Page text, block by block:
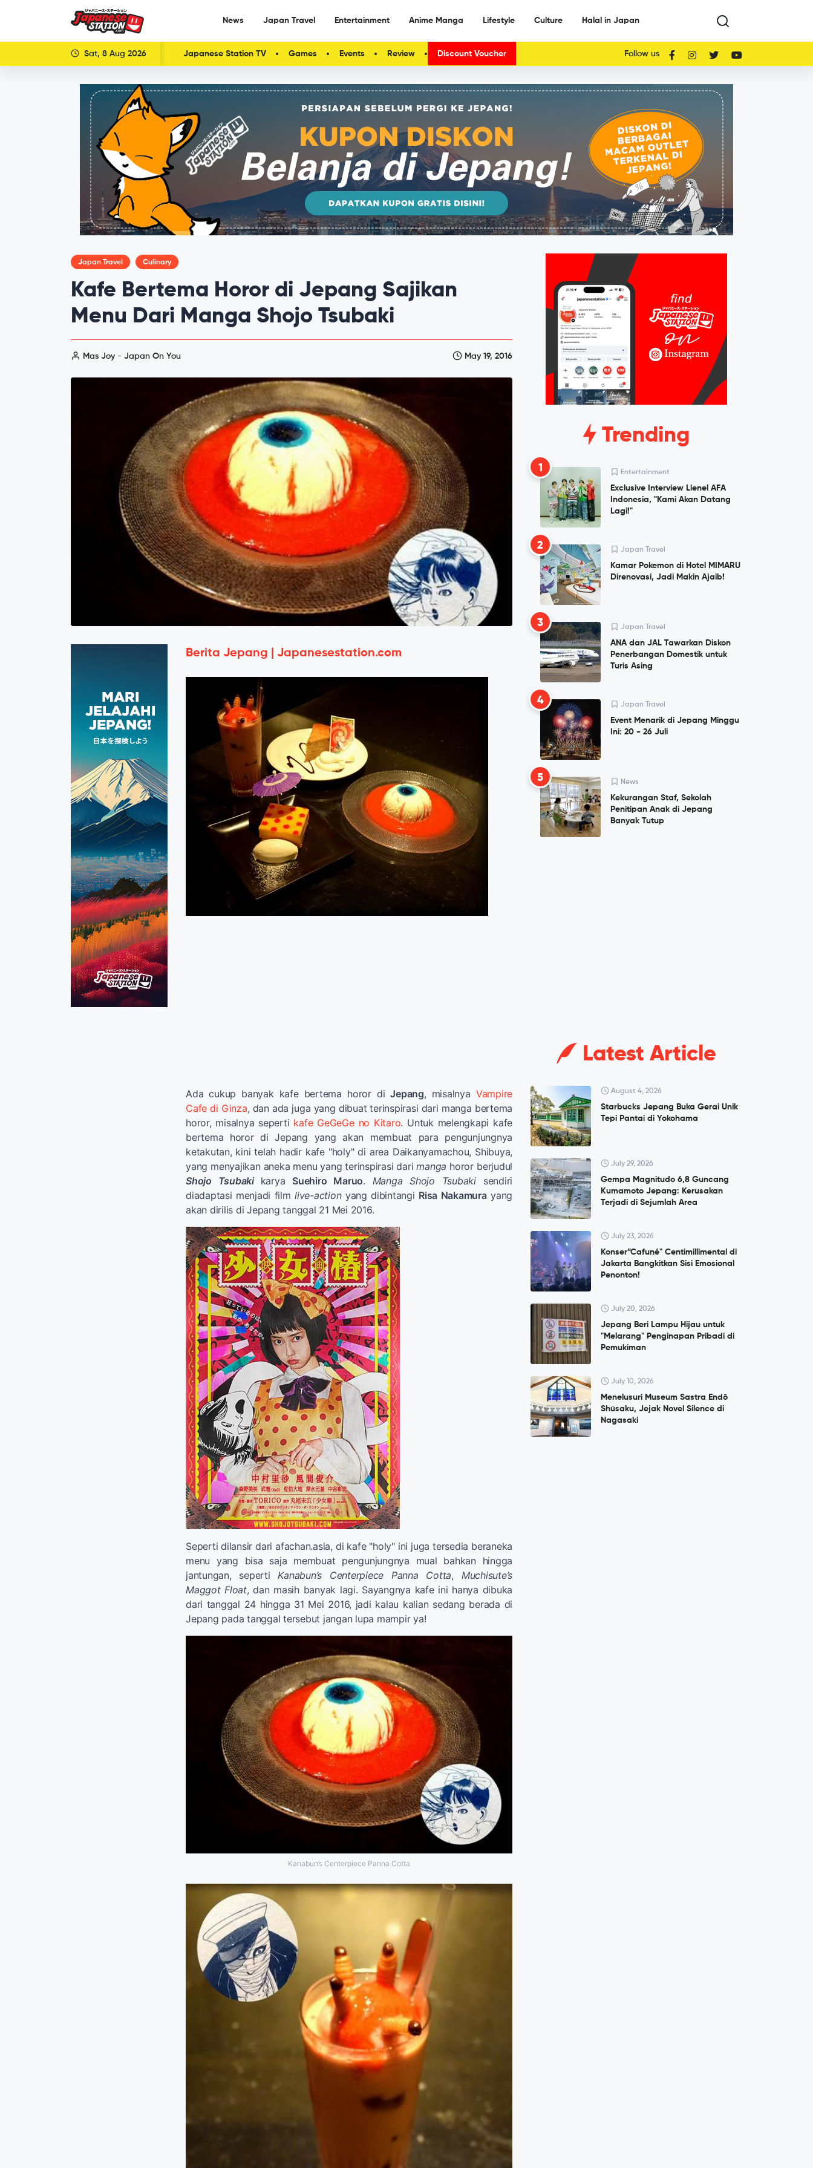
News Japan Travel Entertainment Anime Manga Lifestyle Culture Halal in Japan
Sat, 8 Aug 2026 Japanese Station TV Games Events Review Discount Voucher Follow us
Japan Travel Culinary
Kafe Bertema Horor di Jepang Sajikan
Menu Dari Manga Shojo Tsubaki
Mas Joy - Japan On You May 19, 2016
Berita Jepang | Japanesestation.com
Ada cukup banyak kafe bertema horor diJepang, misalnya Vampire
Cafe di Ginza, dan ada juga yang dibuat terinspirasi dari manga bertema
horor, misalnya seperti kafe GeGeGe no Kitaro. Untuk melengkapi kafe
bertema horor di Jepang yang akan membuat para pengunjungnya
ketakutan, kini telah hadir kafe "holy" di area Daikanyamachou, Shibuya,
yang menyajikan aneka menu yang terinspirasi darimanga horor berjudul
Shojo Tsubaki
karya Suehiro Maruo. Manga Shojo Tsubakisendiri
diadaptasi menjadi filmlive-actionyang dibintangi Risa Nakamurayang
akan dirilis di Jepang tanggal 21 Mei 2016.
Seperti dilansir dari afachan.asia, di kafe "holy" ini juga tersedia beraneka
menu yang bisa saja membuat pengunjungnya mual bahkan hingga
jantungan, seperti Kanabun’s Centerpiece Panna Cotta, Muchisute’s
Maggot Float, dan masih banyak lagi. Sayangnya kafe ini hanya dibuka
dari tanggal 24 hingga 31 Mei 2016, jadi kalau kalian sedang berada di
Jepang pada tanggal tersebut jangan lupa mampir ya!
Kanabun’s Centerpiece Panna Cotta
Trending
1 Entertainment
Exclusive Interview Lienel AFA
Indonesia, "Kami Akan Datang
Lagi!"
2 Japan Travel
Kamar Pokemon di Hotel MIMARU
Direnovasi, Jadi Makin Ajaib!
3 Japan Travel
ANA dan JAL Tawarkan Diskon
Penerbangan Domestik untuk
Turis Asing
4 Japan Travel
Event Menarik di Jepang Minggu
Ini: 20 - 26 Juli
5 News
Kekurangan Staf, Sekolah
Penitipan Anak di Jepang
Banyak Tutup
Latest Article
August 4, 2026
Starbucks Jepang Buka Gerai Unik
Tepi Pantai di Yokohama
July 29, 2026
Gempa Magnitudo 6,8 Guncang
Kumamoto Jepang: Kerusakan
Terjadi di Sejumlah Area
July 23, 2026
Konser”Cafuné" Centimillimental di
Jakarta Bangkitkan Sisi Emosional
Penonton!
July 20, 2026
Jepang Beri Lampu Hijau untuk
"Melarang" Penginapan Pribadi di
Pemukiman
July 10, 2026
Menelusuri Museum Sastra Endō
Shūsaku, Jejak Novel Silence di
Nagasaki